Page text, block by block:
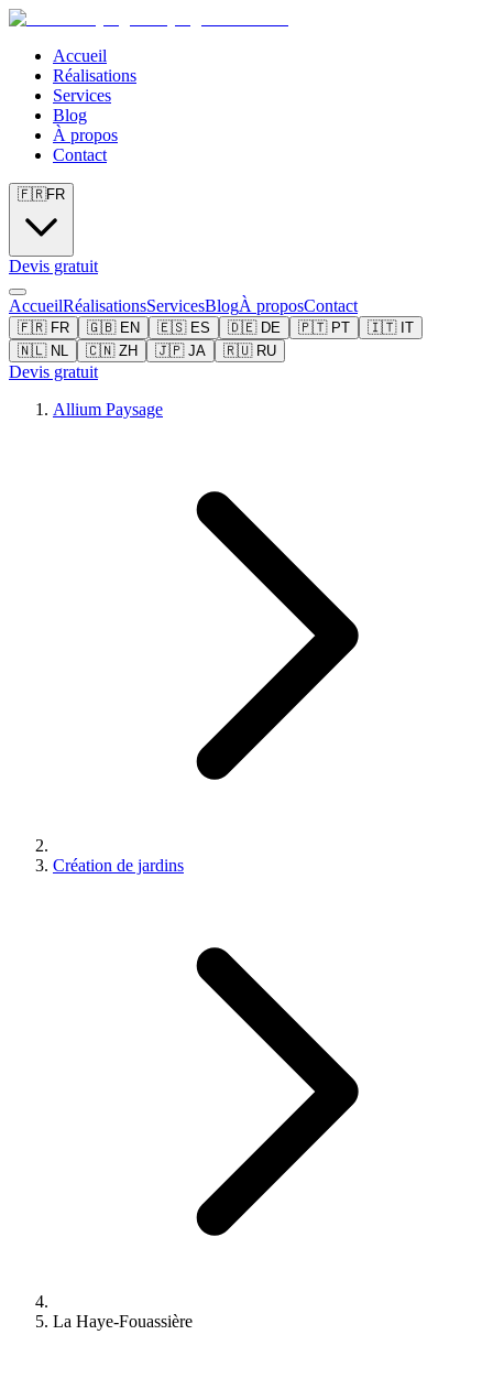
Accueil
Réalisations
Services
Blog
À propos
Contact
🇫🇷FR
Devis gratuit
AccueilRéalisationsServicesBlogÀ proposContact
🇫🇷 FR 🇬🇧 EN 🇪🇸 ES 🇩🇪 DE 🇵🇹 PT 🇮🇹 IT
🇳🇱 NL 🇨🇳 ZH 🇯🇵 JA 🇷🇺 RU
Devis gratuit
Allium Paysage
Création de jardins
La Haye-Fouassière